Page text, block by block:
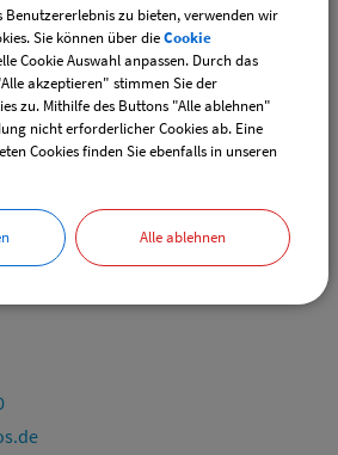
Vorlage
Benutzererlebnis zu bieten, verwenden wir
Sie können über dieCookie
Cookie Auswahl anpassen. Durch das
akzeptieren" stimmen Sie der
zu. Mithilfe des Buttons "Alle ablehnen"
nicht erforderlicher Cookies ab. Eine
Cookies finden Sie ebenfalls in unseren
Alle ablehnen